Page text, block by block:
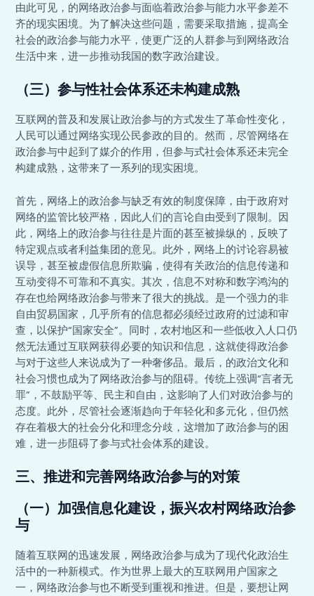
由此可见，的网络政治参与面临着政治参与能力水平参差不
齐的现实困境。为了解决这些问题，需要采取措施，提高全
社会的政治参与能力水平，使更广泛的人群参与到网络政治
生活中来，进一步推动我国的数字政治建设。
（三）参与性社会体系还未构建成熟
互联网的普及和发展让政治参与的方式发生了革命性变化，
人民可以通过网络实现公民参政的目的。然而，尽管网络在
政治参与中起到了媒介的作用，但参与式社会体系还未完全
构建成熟，这带来了一系列的现实困境。
首先，网络上的政治参与缺乏有效的制度保障，由于政府对
网络的监管比较严格，因此人们的言论自由受到了限制。因
此，网络上的政治参与往往是片面的甚至被操纵的，反映了
特定观点或者利益集团的意见。此外，网络上的讨论容易被
误导，甚至被虚假信息所欺骗，使得有关政治的信息传递和
互动变得不可靠和不真实。其次，信息不对称和数字鸿沟的
存在也给网络政治参与带来了很大的挑战。是一个强力的非
自由贸易国家，几乎所有的信息都必须经过政府的过滤和审
查，以保护“国家安全”。同时，农村地区和一些低收入人口仍
然无法通过互联网获得必要的知识和信息，这就使得政治参
与对于这些人来说成为了一种奢侈品。最后，的政治文化和
社会习惯也成为了网络政治参与的阻碍。传统上强调“言者无
罪”，不鼓励平等、民主和自由，这影响了人们对政治参与的
态度。此外，尽管社会逐渐趋向于年轻化和多元化，但仍然
存在着极大的社会分化和理念分歧，这增加了政治参与的困
难，进一步阻碍了参与式社会体系的建设。
三、推进和完善网络政治参与的对策
（一）加强信息化建设，振兴农村网络政治参
与
随着互联网的迅速发展，网络政治参与成为了现代化政治生
活中的一种新模式。作为世界上最大的互联网用户国家之
一，网络政治参与也不断受到重视和推进。但是，要想让网